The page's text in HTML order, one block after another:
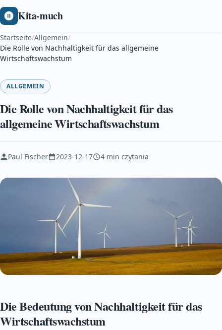
Kita-much
Startseite/Allgemein/
Die Rolle von Nachhaltigkeit für das allgemeine
Wirtschaftswachstum
ALLGEMEIN
Die Rolle von Nachhaltigkeit für das
allgemeine Wirtschaftswachstum
Paul Fischer 2023-12-17 4 min czytania
Die Bedeutung von Nachhaltigkeit für das
Wirtschaftswachstum